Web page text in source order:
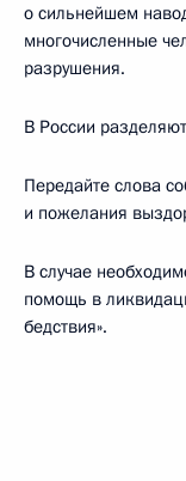
о сильнейшем
многочисленные
разрушения.
В России
Передайте слова
и пожелания
В случае
помощь в
бедствия».